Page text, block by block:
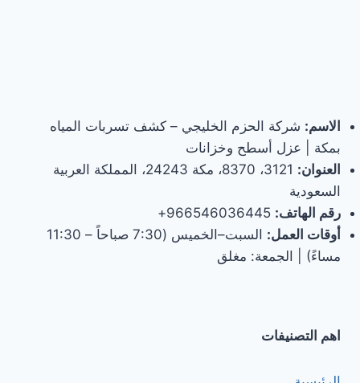
الاسم: شركة الحزم الخليجي – كشف تسربات المياه
بمكة | عزل أسطح وخزانات
العنوان:
3121، 8370، مكة 24243، المملكة العربية
السعودية
رقم الهاتف:
أوقات العمل:
السبت–الخميس (7:30 صباحاً – 11:30
مساءً) | الجمعة: مغلق
اهم التصنيفات